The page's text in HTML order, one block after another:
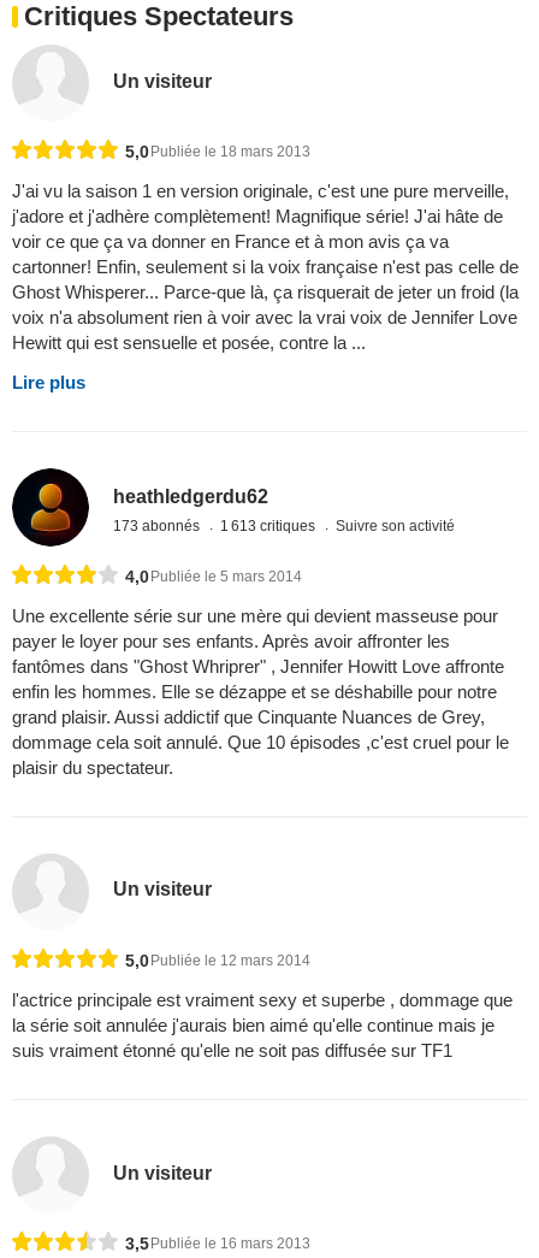
Critiques Spectateurs
Un visiteur
5,0 Publiée le 18 mars 2013
J'ai vu la saison 1 en version originale, c'est une pure merveille,
j'adore et j'adhère complètement! Magnifique série! J'ai hâte de
voir ce que ça va donner en France et à mon avis ça va
cartonner! Enfin, seulement si la voix française n'est pas celle de
Ghost Whisperer... Parce-que là, ça risquerait de jeter un froid (la
voix n'a absolument rien à voir avec la vrai voix de Jennifer Love
Hewitt qui est sensuelle et posée, contre la ...
Lire plus
heathledgerdu62
173 abonnés 1 613 critiques Suivre son activité
4,0Publiée le 5 mars 2014
Une excellente série sur une mère qui devient masseuse pour
payer le loyer pour ses enfants. Après avoir affronter les
fantômes dans "Ghost Whriprer" , Jennifer Howitt Love affronte
enfin les hommes. Elle se dézappe et se déshabille pour notre
grand plaisir. Aussi addictif que Cinquante Nuances de Grey,
dommage cela soit annulé. Que 10 épisodes ,c'est cruel pour le
plaisir du spectateur.
Un visiteur
5,0 Publiée le 12 mars 2014
l'actrice principale est vraiment sexy et superbe , dommage que
la série soit annulée j'aurais bien aimé qu'elle continue mais je
suis vraiment étonné qu'elle ne soit pas diffusée sur TF1
Un visiteur
3,5 Publiée le 16 mars 2013